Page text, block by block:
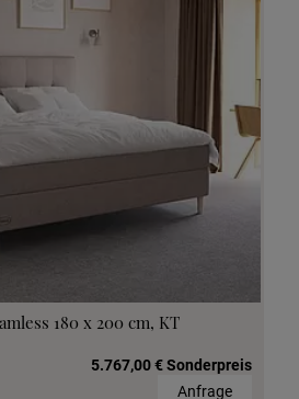
180 x 200 cm, KT
5.767,00 € Sonderpreis
Anfrage